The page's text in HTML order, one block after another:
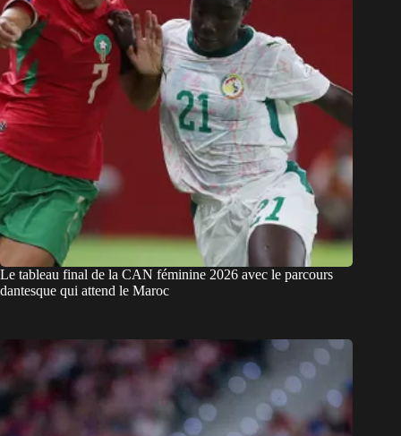
Le tableau final de la CAN féminine 2026 avec le parcours
dantesque qui attend le Maroc